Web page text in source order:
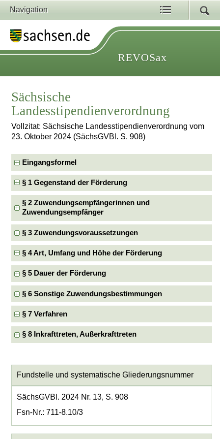
Navigation
REVOSax
Sächsische
Landesstipendienverordnung
Vollzitat: Sächsische Landesstipendienverordnung vom
23. Oktober 2024 (SächsGVBl. S. 908)
Eingangsformel
§ 1 Gegenstand der Förderung
§ 2 Zuwendungsempfängerinnen und
Zuwendungsempfänger
§ 3 Zuwendungsvoraussetzungen
§ 4 Art, Umfang und Höhe der Förderung
§ 5 Dauer der Förderung
§ 6 Sonstige Zuwendungsbestimmungen
§ 7 Verfahren
§ 8 Inkrafttreten, Außerkrafttreten
Fundstelle und systematische Gliederungsnummer
SächsGVBl. 2024 Nr. 13, S. 908
Fsn-Nr.: 711-8.10/3